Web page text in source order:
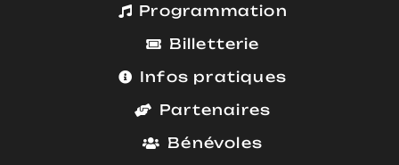
Programmation
Billetterie
Infos pratiques
Partenaires
Bénévoles